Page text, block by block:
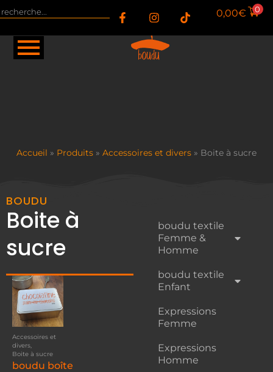
0,00€ 0
Accueil » Produits » Accessoires et divers » Boite à sucre
BOUDU
Boite à
sucre
Accessoires et
divers
Boite à sucre
boudu boîte
boudu textile
Femme &
Homme
boudu textile
Enfant
Expressions
Femme
Expressions
Homme